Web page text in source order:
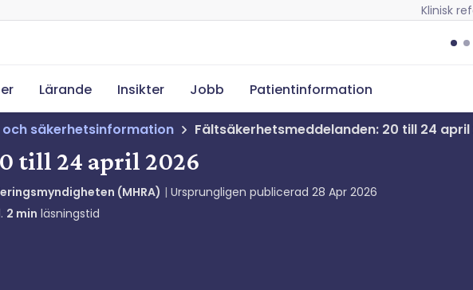
Klinisk
Lärande Insikter Jobb Patientinformation
säkerhetsinformation Fältsäkerhetsmeddelanden: 20 till 24 april
till 24 april 2026
(MHRA) Ursprungligen publicerad 28 Apr 2026
2 min läsningstid